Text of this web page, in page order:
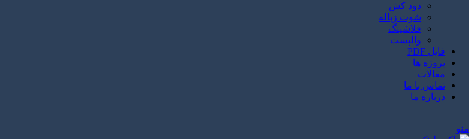
دود کش
شوت زباله
فلاشینگ
والپست
فایل PDF
پروژه ها
مقالات
تماس با ما
درباره ما
منو